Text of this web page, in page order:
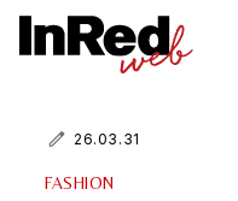
26.03.31
FASHION